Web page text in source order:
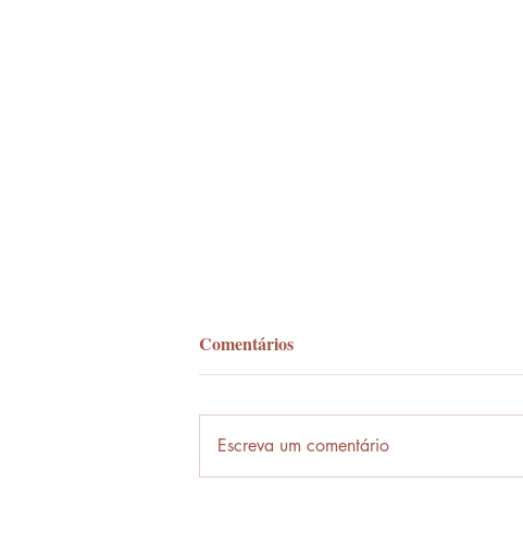
Palavra-ônibus
Comentários
Escreva um comentário